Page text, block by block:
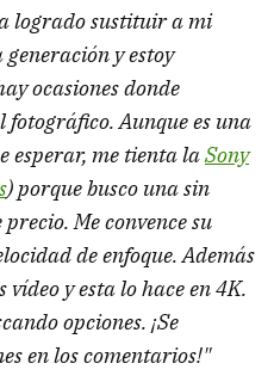
logrado sustituir a mi
y estoy
ocasiones donde
Aunque es una
esperar, me tienta laSony
) porque busco una sin
precio. Me convence su
de enfoque. Además
y esta lo hace en 4K.
opciones. ¡Se
en los comentarios!"